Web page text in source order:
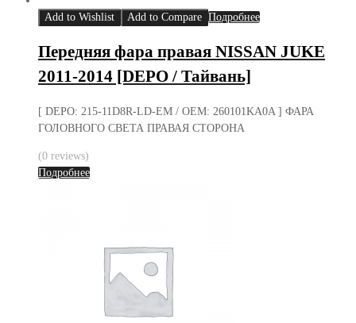
Add to Wishlist Add to Compare Подробнее
Передняя фара правая NISSAN JUKE
2011-2014 [DEPO / Тайвань]
[ DEPO: 215-11D8R-LD-EM / OEM: 260101KA0A ] ФАРА
ГОЛОВНОГО СВЕТА ПРАВАЯ СТОРОНА
(0 reviews)
Подробнее